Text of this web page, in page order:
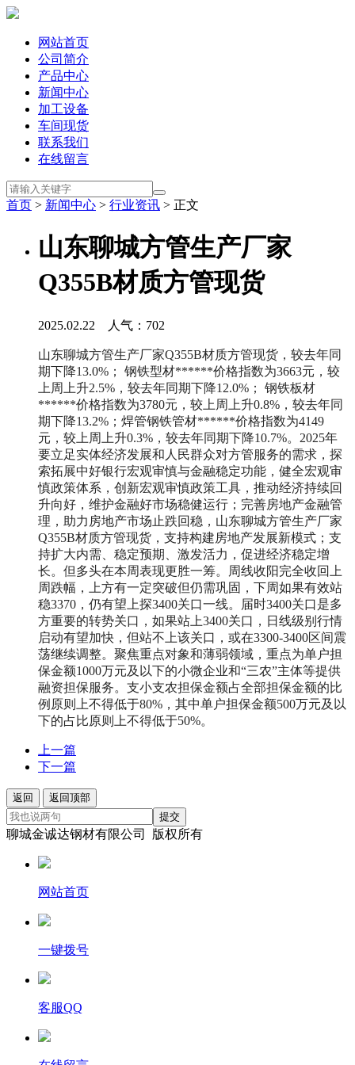
网站首页
公司简介
产品中心
新闻中心
加工设备
车间现货
联系我们
在线留言
首页 > 新闻中心 > 行业资讯 > 正文
山东聊城方管生产厂家
Q355B材质方管现货
2025.02.22 人气： 702
山东聊城方管生产厂家Q355B材质方管现货，较去年同
期下降13.0% ； 钢铁型材******价格指数为3663元，较
上周上升2.5% ，较去年同期下降12.0% ； 钢铁板材
******价格指数为3780元，较上周上升0.8% ，较去年同
期下降13.2% ；焊管钢铁管材******价格指数为4149
元，较上周上升0.3% ，较去年同期下降10.7%。 2025年
要立足实体经济发展和人民群众对方管服务的需求，探
索拓展中好银行宏观审慎与金融稳定功能，健全宏观审
慎政策体系，创新宏观审慎政策工具，推动经济持续回
升向好，维护金融好市场稳健运行；完善房地产金融管
理，助力房地产市场止跌回稳，山东聊城方管生产厂家
Q355B材质方管现货，支持构建房地产发展新模式；支
持扩大内需、稳定预期、激发活力，促进经济稳定增
长。 但多头在本周表现更胜一筹。周线收阳完全收回上
周跌幅，上方有一定突破但仍需巩固，下周如果有效站
稳3370，仍有望上探3400关口一线。届时3400关口是多
方重要的转势关口，如果站上3400关口，日线级别行情
启动有望加快，但站不上该关口，或在3300-3400区间震
荡继续调整。 聚焦重点对象和薄弱领域，重点为单户担
保金额1000万元及以下的小微企业和“三农”主体等提供
融资担保服务。支小支农担保金额占全部担保金额的比
例原则上不得低于80%，其中单户担保金额500万元及以
下的占比原则上不得低于50%。
上一篇
下一篇
返回
返回顶部
提交
聊城金诚达钢材有限公司 版权所有
网站首页
一键拨号
客服QQ